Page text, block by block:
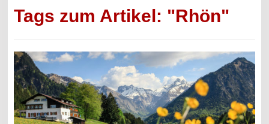
Tags zum Artikel: "Rhön"